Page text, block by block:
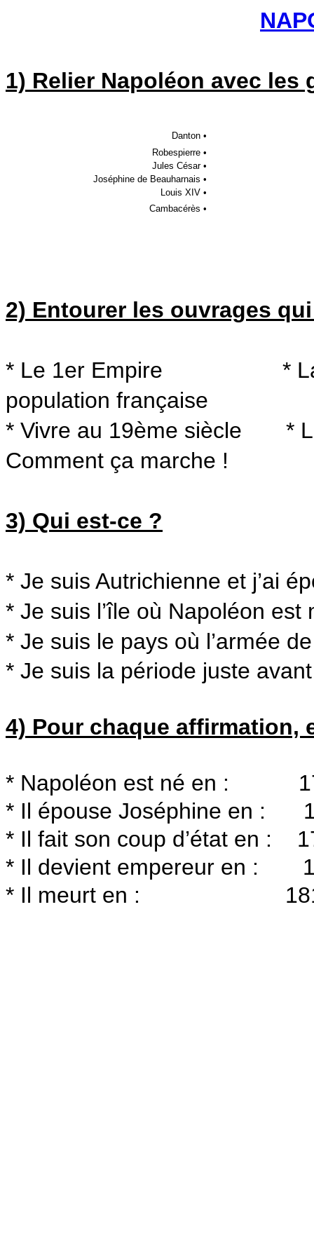
1) Relier Napoléon avec les
Danton •
Robespierre •
Jules César •
Joséphine de Beauharnais •
Louis XIV •
Cambacérès •
2) Entourer les ouvrages
* Le 1er Empire * La
population française
* Vivre au 19ème
Comment ça marche !
3) Qui est-ce ?
* Je suis Autrichienne et j’ai
* Je suis l’île où Napoléon est
* Je suis le pays où l’armée
* Je suis la période juste
4) Pour chaque affirmation,
* Napoléon est né en :
* Il épouse Joséphine en
* Il fait son coup d’état en
* Il devient empereur en
* Il meurt en :